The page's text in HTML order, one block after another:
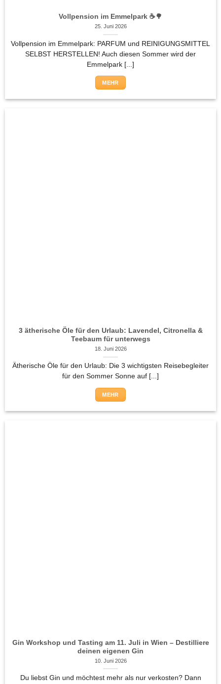
Vollpension im Emmelpark ☕🌳
25. Juni 2026
Vollpension im Emmelpark: PARFUM und REINIGUNGSMITTEL
SELBST HERSTELLEN! Auch diesen Sommer wird der
Emmelpark [...]
MEHR
3 ätherische Öle für den Urlaub: Lavendel, Citronella &
Teebaum für unterwegs
18. Juni 2026
Ätherische Öle für den Urlaub: Die 3 wichtigsten Reisebegleiter
für den Sommer Sonne auf [...]
MEHR
Gin Workshop und Tasting am 11. Juli in Wien – Destilliere
deinen eigenen Gin
10. Juni 2026
Du liebst Gin und möchtest mehr als nur verkosten? Dann